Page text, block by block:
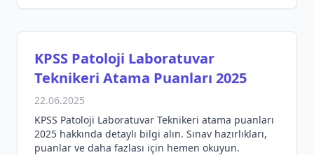
KPSS Patoloji Laboratuvar
Teknikeri Atama Puanları 2025
22.06.2025
KPSS Patoloji Laboratuvar Teknikeri atama puanları
2025 hakkında detaylı bilgi alın. Sınav hazırlıkları,
puanlar ve daha fazlası için hemen okuyun.